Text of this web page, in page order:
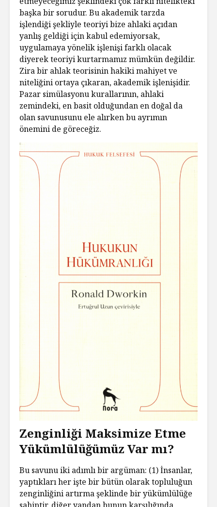
başka bir sorudur. Bu akademik tarzda
işlendiği şekliyle teoriyi bize ahlaki açıdan
yanlış geldiği için kabul edemiyorsak,
uygulamaya yönelik işlenişi farklı olacak
diyerek teoriyi kurtarmamız mümkün değildir.
Zira bir ahlak teorisinin hakiki mahiyet ve
niteliğini ortaya çıkaran, akademik işlenişidir.
Pazar simülasyonu kurallarının, ahlaki
zemindeki, en basit olduğundan en doğal da
olan savunusunu ele alırken bu ayrımın
önemini de göreceğiz.
Zenginliği Maksimize Etme
Yükümlülüğümüz Var mı?
Bu savunu iki adımlı bir argüman: (1) İnsanlar,
yaptıkları her işte bir bütün olarak topluluğun
zenginliğini artırma şeklinde bir yükümlülüğe